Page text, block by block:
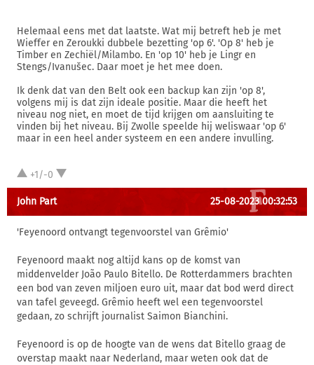
Helemaal eens met dat laatste. Wat mij betreft heb je met
Wieffer en Zeroukki dubbele bezetting 'op 6'. 'Op 8' heb je
Timber en Zechiël/Milambo. En 'op 10' heb je Lingr en
Stengs/Ivanušec. Daar moet je het mee doen.
Ik denk dat van den Belt ook een backup kan zijn 'op 8',
volgens mij is dat zijn ideale positie. Maar die heeft het
niveau nog niet, en moet de tijd krijgen om aansluiting te
vinden bij het niveau. Bij Zwolle speelde hij weliswaar 'op 6'
maar in een heel ander systeem en een andere invulling.
+1/-0
John Part 25-08-2023 00:32:53
'Feyenoord ontvangt tegenvoorstel van Grêmio'
Feyenoord maakt nog altijd kans op de komst van
middenvelder João Paulo Bitello. De Rotterdammers brachten
een bod van zeven miljoen euro uit, maar dat bod werd direct
van tafel geveegd. Grêmio heeft wel een tegenvoorstel
gedaan, zo schrijft journalist Saimon Bianchini.
Feyenoord is op de hoogte van de wens dat Bitello graag de
overstap maakt naar Nederland, maar weten ook dat de